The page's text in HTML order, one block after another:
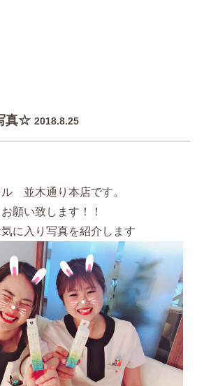
真☆ 2018.8.25
並木通り本店です。
願い致します！！
に入り写真を紹介します